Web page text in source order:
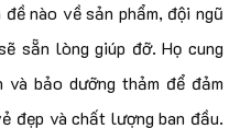
nào về sản phẩm, đội ngũ
sẵn lòng giúp đỡ. Họ cung
bảo dưỡng thảm để đảm
đẹp và chất lượng ban đầu.